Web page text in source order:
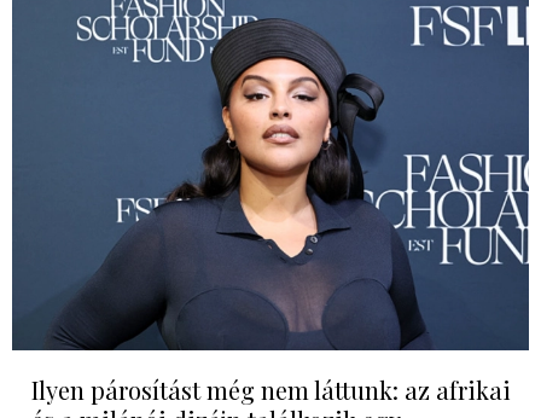
Ilyen párosítást még nem láttunk: az afrikai